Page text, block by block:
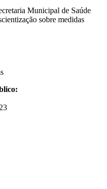
Municipal de Saúde
sobre medidas